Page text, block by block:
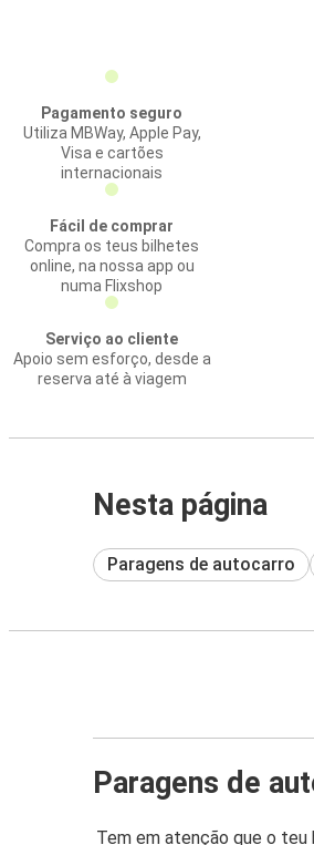
Pagamento seguro
Utiliza MBWay, Apple Pay,
Visa e cartões
internacionais
Fácil de comprar
Compra os teus bilhetes
online, na nossa app ou
numa Flixshop
Serviço ao cliente
Apoio sem esforço, desde a
reserva até à viagem
Nesta página
Paragens de autocarro
Paragens de
Tem em atenção que o